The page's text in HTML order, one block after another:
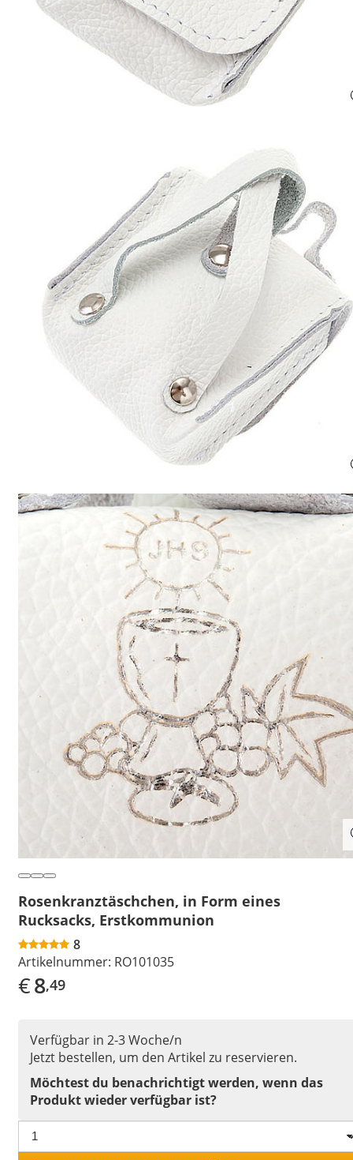
Rosenkranztäschchen, in Form eines
Rucksacks, Erstkommunion
8
Artikelnummer: RO101035
€8,49
Verfügbar in 2-3 Woche/n
Jetzt bestellen, um den Artikel zu reservieren.
Möchtest du benachrichtigt werden, wenn das
Produkt wieder verfügbar ist?